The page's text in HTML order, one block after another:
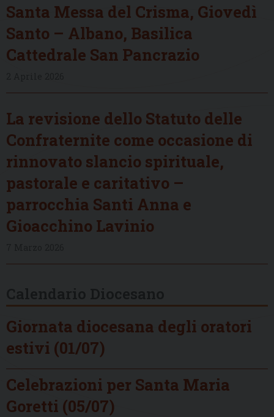
Santa Messa del Crisma, Giovedì
Santo – Albano, Basilica
Cattedrale San Pancrazio
La revisione dello Statuto delle
Confraternite come occasione di
rinnovato slancio spirituale,
pastorale e caritativo –
parrocchia Santi Anna e
Gioacchino Lavinio
Giornata diocesana degli oratori
estivi (01/07)
Celebrazioni per Santa Maria
Goretti (05/07)